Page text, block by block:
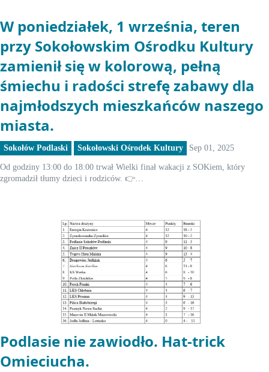
W poniedziałek, 1 września, teren
przy Sokołowskim Ośrodku Kultury
zamienił się w kolorową, pełną
śmiechu i radości strefę zabawy dla
najmłodszych mieszkańców naszego
miasta.
Sokołów Podlaski Sokołowski Ośrodek Kultury Sep 01, 2025
Od godziny 13:00 do 18:00 trwał Wielki finał wakacji z SOKiem, który
zgromadził tłumy dzieci i rodziców. 👉…
Podlasie nie zawiodło. Hat-trick
Omieciucha.